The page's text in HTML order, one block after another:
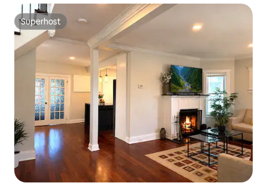
Superhost
Superhost